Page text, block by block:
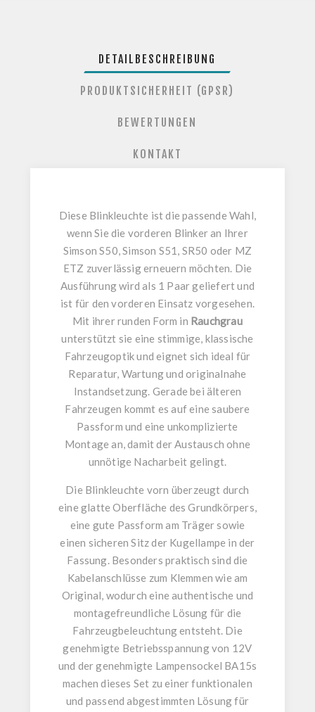
DETAILBESCHREIBUNG
PRODUKTSICHERHEIT (GPSR)
BEWERTUNGEN
KONTAKT
Diese Blinkleuchte ist die passende Wahl,
wenn Sie die vorderen Blinker an Ihrer
Simson S50,Simson S51 , SR50 oder MZ
ETZ zuverlässig erneuern möchten. Die
Ausführung wird als 1 Paargeliefert und
ist für den vorderen Einsatz vorgesehen.
Mit ihrerrunden Form in Rauchgrau
unterstützt sie eine stimmige, klassische
Fahrzeugoptik und eignet sich ideal für
Reparatur, Wartung und originalnahe
Instandsetzung. Gerade bei älteren
Fahrzeugen kommt es auf eine saubere
Passform und eine unkomplizierte
Montage an, damit der Austausch ohne
unnötige Nacharbeit gelingt.
Die Blinkleuchte vorn überzeugt durch
eine glatte Oberfläche des Grundkörpers,
eine gute Passform am Trägersowie
einen sicherenSitz der Kugellampe in der
Fassung. Besonders praktisch sind die
Kabelanschlüsse zum Klemmen wie am
Original, wodurch eine authentische und
montagefreundliche Lösung für die
Fahrzeugbeleuchtung entsteht. Die
genehmigte Betriebsspannung von 12V
und dergenehmigte Lampensockel BA15s
machen dieses Set zu einer funktionalen
und passend abgestimmten Lösung für